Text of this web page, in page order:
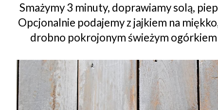
Smażymy 3 minuty, doprawiamy solą,
Opcjonalnie podajemy z jajkiem na
drobno pokrojonym świeżym